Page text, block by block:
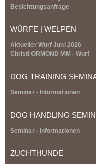
e
e
r
n
)
Besichtungsanfrage
WÜRFE | WELPEN
Aktueller Wurf Juni 2026
Christi ORMOND MM - Wurf
DOG TRAINING
Seminar - Informationen
DOG HANDLING
Seminar - Informationen
ZUCHTHUNDE